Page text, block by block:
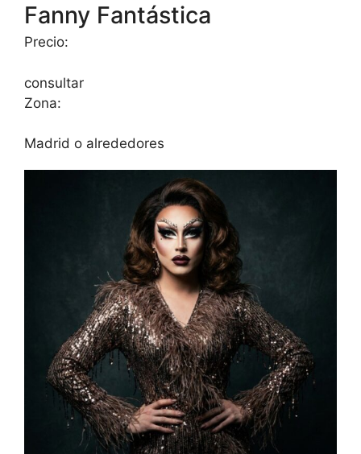
Fanny Fantástica
Precio:
consultar
Zona:
Madrid o alrededores